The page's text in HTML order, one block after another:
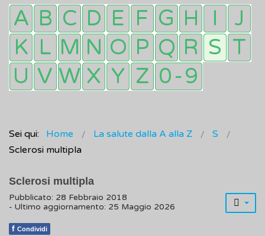
Sei qui: Home La salute dalla A alla Z
S
Sclerosi multipla
Sclerosi multipla
Pubblicato: 28 Febbraio 2018
- Ultimo aggiornamento: 25 Maggio 2026
f Condividi